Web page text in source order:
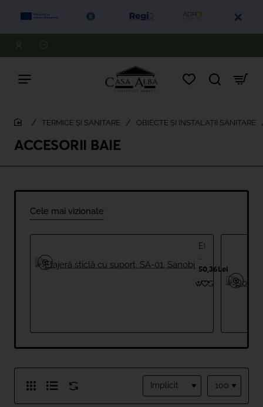
ACCESORII BAIE
TERMICE ȘI SANITARE OBIECTE ȘI INSTALAȚII SANITARE
Cele mai vizionate
Etajeră
cu
SA-
50,36Lei